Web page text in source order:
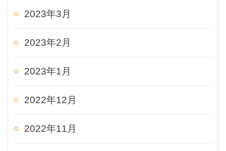
2023年3月
2023年2月
2023年1月
2022年12月
2022年11月